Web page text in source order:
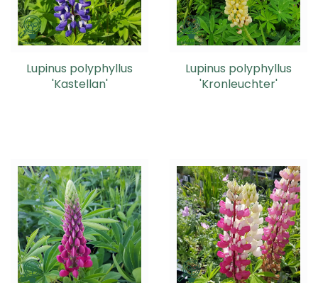
Lupinus polyphyllus
'Kastellan'
Lupinus polyphyllus
'Kronleuchter'